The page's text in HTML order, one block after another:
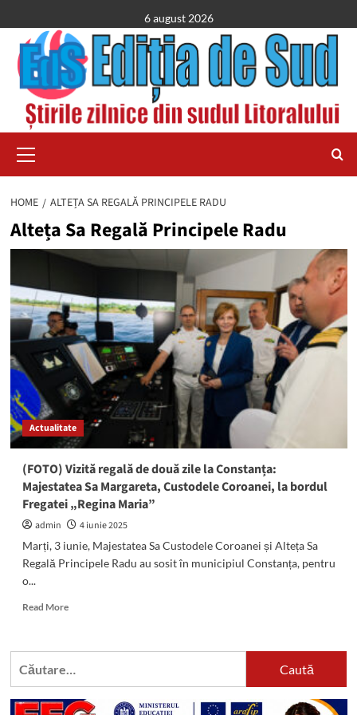
to
content
6 august 2026
Menu
HOME ALTEȚA SA REGALĂ PRINCIPELE RADU
Alteța Sa Regală Principele Radu
Actualitate
(FOTO) Vizită regală de două zile la Constanța:
Majestatea Sa Margareta, Custodele Coroanei, la bordul
Fregatei „Regina Maria”
admin
4 iunie 2025
Marți, 3 iunie, Majestatea Sa Custodele Coroanei și Alteța Sa
Regală Principele Radu au sosit în municipiul Constanța, pentru
o...
Read MoreRead
(FOTO)
două
Caută